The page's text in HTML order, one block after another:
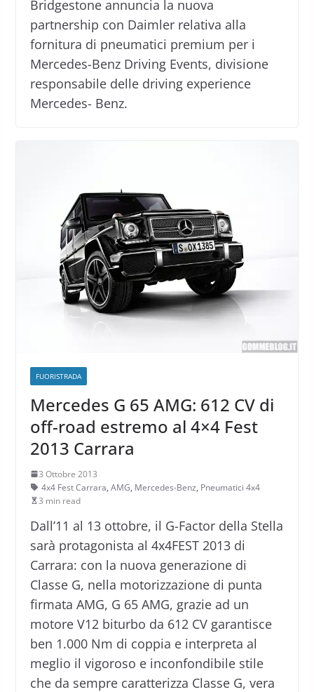
Bridgestone annuncia la nuova
partnership con Daimler relativa alla
fornitura di pneumatici premium per i
Mercedes-Benz Driving Events, divisione
responsabile delle driving experience
Mercedes- Benz.
FUORISTRADA
Mercedes G 65 AMG: 612 CV di
off-road estremo al 4×4 Fest
2013 Carrara
3 Ottobre 2013
4x4 Fest Carrara, AMG, Mercedes-Benz, Pneumatici 4x4
3 min read
Dall’11 al 13 ottobre, il G-Factor della Stella
sarà protagonista al 4x4FEST 2013 di
Carrara: con la nuova generazione di
Classe G, nella motorizzazione di punta
firmata AMG, G 65 AMG, grazie ad un
motore V12 biturbo da 612 CV garantisce
ben 1.000 Nm di coppia e interpreta al
meglio il vigoroso e inconfondibile stile
che da sempre caratterizza Classe G, vera